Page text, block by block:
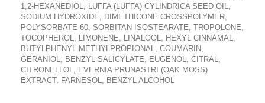
1,2-HEXANEDIOL, LUFFA (LUFFA) CYLINDRICA SEED OIL,
SODIUM HYDROXIDE, DIMETHICONE CROSSPOLYMER,
POLYSORBATE 60, SORBITAN ISOSTEARATE, TROPOLONE,
TOCOPHEROL, LIMONENE, LINALOOL, HEXYL CINNAMAL,
BUTYLPHENYL METHYLPROPIONAL, COUMARIN,
GERANIOL, BENZYL SALICYLATE, EUGENOL, CITRAL,
CITRONELLOL, EVERNIA PRUNASTRI (OAK MOSS)
EXTRACT, FARNESOL, BENZYL ALCOHOL